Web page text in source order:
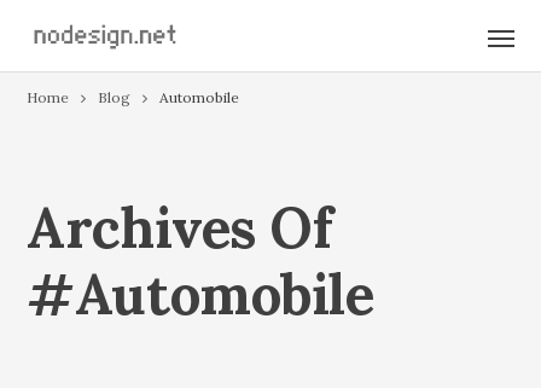
Home Blog Automobile
Archives Of
#automobile